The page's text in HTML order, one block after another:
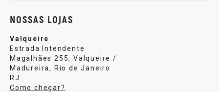
NOSSAS LOJAS
Valqueire
Estrada Intendente
Magalhães 255, Valqueire /
Madureira, Rio de Janeiro
RJ
Como chegar?